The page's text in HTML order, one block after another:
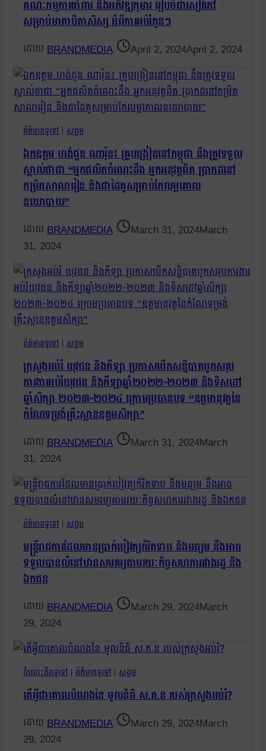
គណៈកម្មការគាំពារ និងអភិវឌ្ឍកុមារ រៀបចំជាសៀវភៅ
សម្រាប់មាតាបិតាសិស្ស អំពីការអប់រំកូនៗ
BRANDMEDIA April 2, 2024April 2, 2024
ព័ត៌មានទូទៅ | សង្គម
ឯកឧត្តម ហង់ជួន ណារ៉ុន៖ គ្រូបង្រៀននៅកម្ពុជា នឹងត្រូវទទួល
ស្គាល់ថាជា “អ្នកផលិតចំណេះដឹង អ្នកអនុវត្តពិត ប្រាកដនៅ
កម្រិតសាលារៀន និងជាដៃគូសម្រាប់កែលម្អគោល
នយោបាយ”
BRANDMEDIA March 31, 2024March
31, 2024
ព័ត៌មានទូទៅ | សង្គម
ក្រសួងអប់រំ យុវជន និងកីឡា ប្រកាសបើកសន្និបាតបូកសរុប
ការងារអប់រំយុវជន និងកីឡាឆ្នាំ២០២២-២០២៣ និងទិសដៅ
ឆ្នាំសិក្សា ២០២៣-២០២៤ ក្រោមប្រធានបទ “ឧត្តមានុវត្តនៃ
កំណែទម្រង់គ្រឹះស្ថានឧត្តមសិក្សា”
BRANDMEDIA March 31, 2024March
31, 2024
ព័ត៌មានទូទៅ | សង្គម
មន្រ្តីរាជការដែលមានប្រាក់បៀវត្យកំរិតទាប និងមធ្យម នឹងអាច
ទទួលបានលំនៅឋានសមរម្យតាមរយៈកិច្ចសហការរវាងរដ្ឋ និង
ឯកជន
BRANDMEDIA March 29, 2024March
29, 2024
ចំណេះដឹងទូទៅ | ព័ត៌មានទូទៅ | សង្គម
តើអ្វីជាគោលបំណងនៃ មូលនិធិ ស.គ.ន របស់ក្រសួងអប់រំ?
BRANDMEDIA March 29, 2024March
29, 2024